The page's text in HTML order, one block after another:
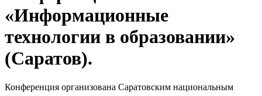
«Информационные
технологии в образовании»
(Саратов).
Конференция организована Саратовским национальным